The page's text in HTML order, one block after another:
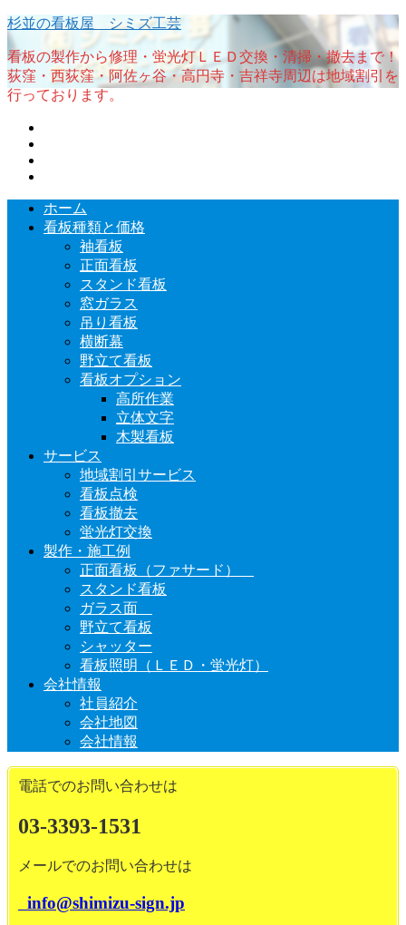
杉並の看板屋 シミズ工芸
看板の製作から修理・蛍光灯ＬＥＤ交換・清掃・撤去まで！
荻窪・西荻窪・阿佐ヶ谷・高円寺・吉祥寺周辺は地域割引を
行っております。
ホーム
看板種類と価格
袖看板
正面看板
スタンド看板
窓ガラス
吊り看板
横断幕
野立て看板
看板オプション
高所作業
立体文字
木製看板
サービス
地域割引サービス
看板点検
看板撤去
蛍光灯交換
製作・施工例
正面看板（ファサード）
スタンド看板
ガラス面
野立て看板
シャッター
看板照明（ＬＥＤ・蛍光灯）
会社情報
社員紹介
会社地図
会社情報
電話でのお問い合わせは
03-3393-1531
メールでのお問い合わせは
info@shimizu-sign.jp